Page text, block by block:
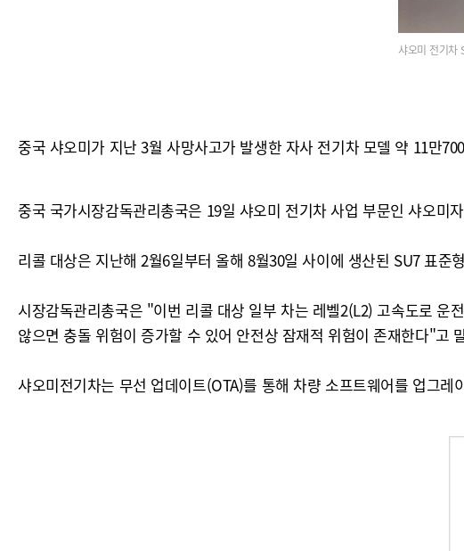
샤오미 전기차
중국 샤오미가 지난 3월 사망사고가 발생한 자사 전기차 모델 약 11만
중국 국가시장감독관리총국은 19일 샤오미 전기차 사업 부문인 샤오
리콜 대상은 지난해 2월6일부터 올해 8월30일 사이에 생산된 SU7 표준
시장감독관리총국은 "이번 리콜 대상 일부 차는 레벨2(L2) 고속도로 운
않으면 충돌 위험이 증가할 수 있어 안전상 잠재적 위험이 존재한다"고
샤오미전기차는 무선 업데이트(OTA)를 통해 차량 소프트웨어를 업그